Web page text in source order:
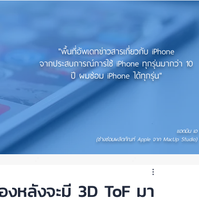
"พื้นที่อัพเดทข่าวสารเกี่ยวกับ iPhone
จากประสบการณ์การใช้ iPhone ทุกรุ่นมากว่า 10
ปี ผมซ่อม iPhone ได้ทุกรุ่น"
แอดมิน เอ
(ช่างซ่อมผลิตภัณฑ์ Apple จาก MacUp Studio)
หลังจะมี 3D ToF มา